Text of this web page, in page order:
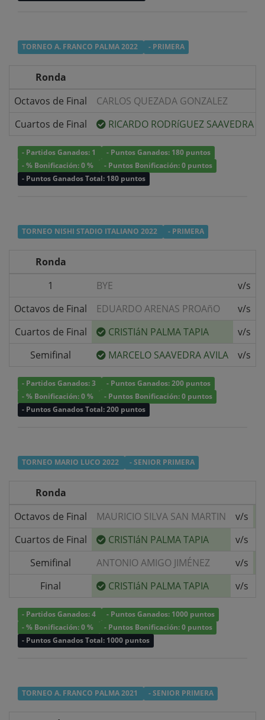
TORNEO A. FRANCO PALMA 2022 - PRIMERA
Ronda
Octavos de Final
CARLOS QUEZADA GONZALEZ
Cuartos de Final
RICARDO RODRíGUEZ SAAVEDRA
- Partidos Ganados: 1
- Puntos Ganados: 180 puntos
- % Bonificación: 0 %
- Puntos Bonificación: 0 puntos
- Puntos Ganados Total: 180 puntos
TORNEO NISHI STADIO ITALIANO 2022 - PRIMERA
Ronda
1
BYE
v/s
Octavos de Final
EDUARDO ARENAS PROAñO
v/s
Cuartos de Final
CRISTIáN PALMA TAPIA v/s
Semifinal
MARCELO SAAVEDRA AVILA v/s
- Partidos Ganados: 3
- Puntos Ganados: 200 puntos
- % Bonificación: 0 %
- Puntos Bonificación: 0 puntos
- Puntos Ganados Total: 200 puntos
TORNEO MARIO LUCO 2022 - SENIOR PRIMERA
Ronda
Octavos de Final
MAURICIO SILVA SAN MARTIN
v/s
Cuartos de Final
CRISTIáN PALMA TAPIA v/s
Semifinal
ANTONIO AMIGO JIMÉNEZ
v/s
Final
CRISTIáN PALMA TAPIA v/s
- Partidos Ganados: 4
- Puntos Ganados: 1000 puntos
- % Bonificación: 0 %
- Puntos Bonificación: 0 puntos
- Puntos Ganados Total: 1000 puntos
TORNEO A. FRANCO PALMA 2021 - SENIOR PRIMERA